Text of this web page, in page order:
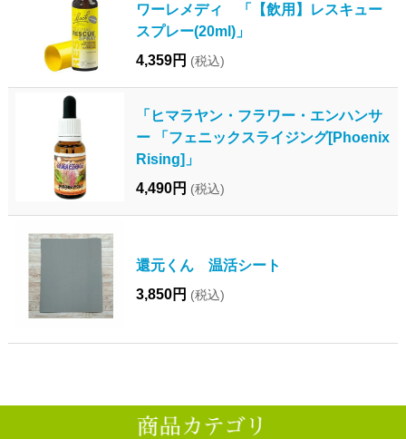
ワーレメディ 「【飲用】レスキュー
スプレー(20ml)」
4,359円 (税込)
「ヒマラヤン・フラワー・エンハンサ
ー 「フェニックスライジング[Phoenix
Rising]」
4,490円 (税込)
還元くん 温活シート
3,850円 (税込)